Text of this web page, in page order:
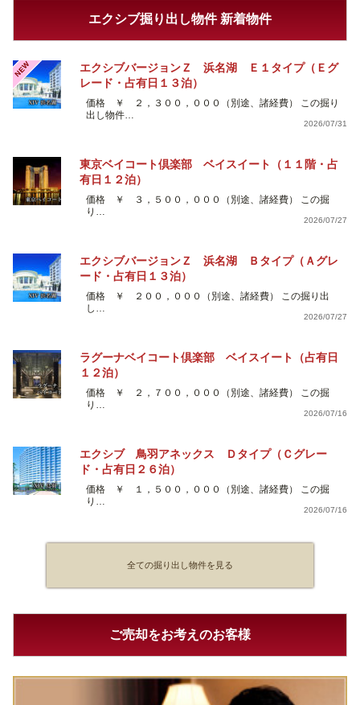
エクシブ掘り出し物件 新着物件
NEW
エクシブバージョンＺ 浜名湖 Ｅ１タイプ（Ｅグ
レード・占有日１３泊）
価格 ￥ ２，３００，０００（別途、諸経費） この掘り
出し物件…
2026/07/31
東京ベイコート倶楽部 ベイスイート（１１階・占
有日１２泊）
価格 ￥ ３，５００，０００（別途、諸経費） この掘
り…
2026/07/27
エクシブバージョンＺ 浜名湖 Ｂタイプ（Ａグレ
ード・占有日１３泊）
価格 ￥ ２００，０００（別途、諸経費） この掘り出
し…
2026/07/27
ラグーナベイコート倶楽部 ベイスイート（占有日
１２泊）
価格 ￥ ２，７００，０００（別途、諸経費） この掘
り…
2026/07/16
エクシブ 鳥羽アネックス Ｄタイプ（Ｃグレー
ド・占有日２６泊）
価格 ￥ １，５００，０００（別途、諸経費） この掘
り…
2026/07/16
全ての掘り出し物件を見る
ご売却をお考えのお客様